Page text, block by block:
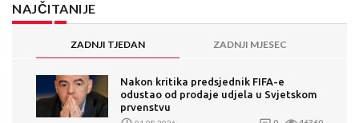
NAJČITANIJE
ZADNJI TJEDAN ZADNJI MJESEC
Nakon kritika predsjednik FIFA-e
odustao od prodaje udjela u Svjetskom
prvenstvu